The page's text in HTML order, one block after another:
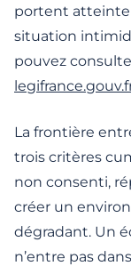
portent atteinte
situation
pouvez
La frontière
trois critères
non consenti,
créer un
dégradant. Un
n’entre pas